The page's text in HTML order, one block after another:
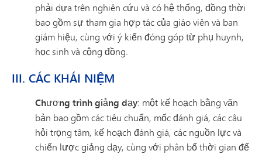
phải dựa trên nghiên cứu và có hệ thống, đồng thời
bao gồm sự tham gia hợp tác của giáo viên và ban
giám hiệu, cùng với ý kiến đóng góp từ phụ huynh,
học sinh và cộng đồng.
III. CÁC KHÁI NIỆM
Chương trình giảng dạy: một kế hoạch bằng văn
bản bao gồm các tiêu chuẩn, mốc đánh giá, các câu
hỏi trọng tâm, kế hoạch đánh giá, các nguồn lực và
chiến lược giảng dạy, cùng với phân bổ thời gian để